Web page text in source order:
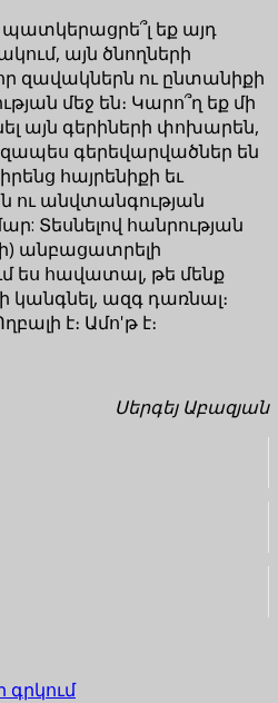
եք այդ
այն ծնողների
զավակներն ու ընտանիքի
մեջ են։ Կարո՞ղ եք մի
այն գերիների փոխարեն,
գերեվարվածներ են
հայրենիքի եւ
ու անվտանգության
Տեսնելով հանրության
անբացատրելի
ես հավատալ, թե մենք
կանգնել, ազգ դառնալ։
է։ Ամո'թ է։
Սերգեյ Աբազյան